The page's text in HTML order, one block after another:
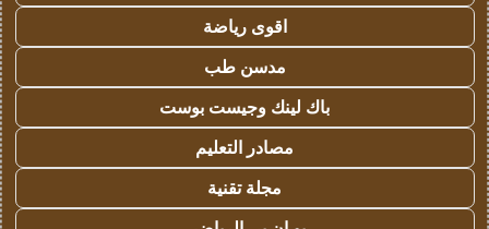
اقوى رياضة
مدسن طب
باك لينك وجيست بوست
مصادر التعليم
مجلة تقنية